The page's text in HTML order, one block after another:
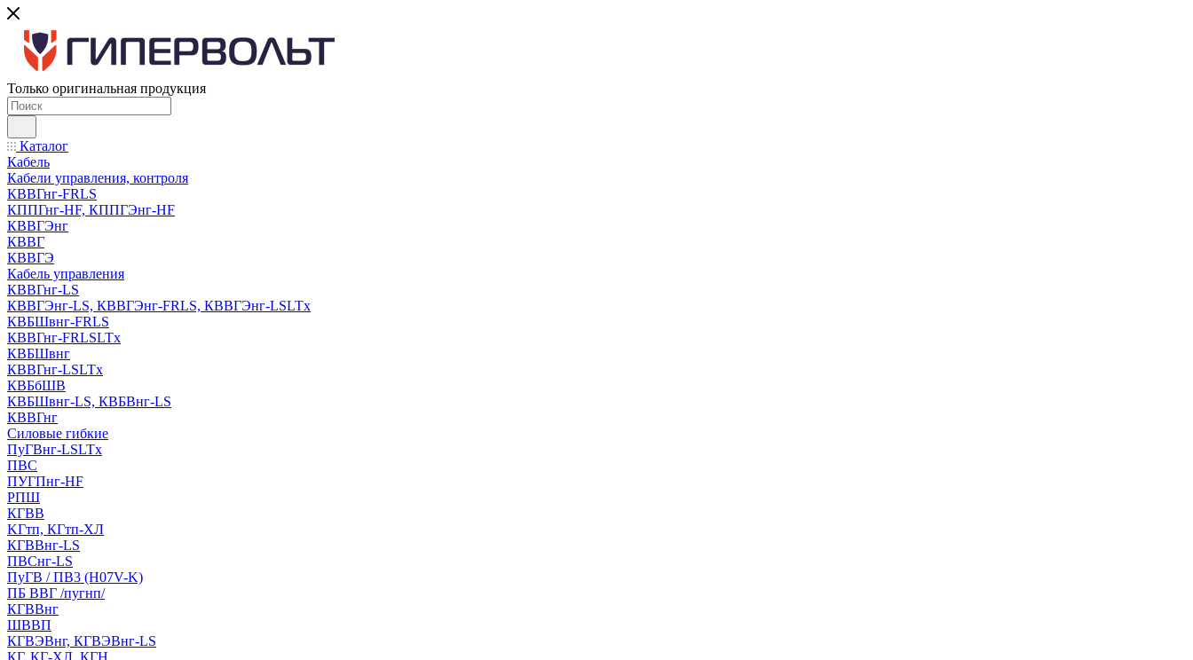
Только оригинальная продукция
Каталог
Кабель
Кабели управления, контроля
КВВГнг-FRLS
КППГнг-HF, КППГЭнг-HF
КВВГЭнг
КВВГ
КВВГЭ
Кабель управления
КВВГнг-LS
КВВГЭнг-LS, КВВГЭнг-FRLS, КВВГЭнг-LSLTx
КВБШвнг-FRLS
КВВГнг-FRLSLTx
КВБШвнг
КВВГнг-LSLTx
КВБбШВ
КВБШвнг-LS, КВБВнг-LS
КВВГнг
Силовые гибкие
ПуГВнг-LSLTx
ПВС
ПУГПнг-HF
РПШ
КГВВ
KГтп, КГтп-ХЛ
КГВВнг-LS
ПВСнг-LS
ПуГВ / ПВ3 (H07V-K)
ПБ ВВГ /пугнп/
КГВВнг
ШВВП
КГВЭВнг, КГВЭВнг-LS
КГ, КГ-ХЛ, КГН